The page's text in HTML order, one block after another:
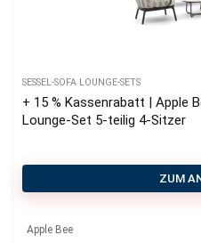
SESSEL-SOFA LOUNGE-SETS
+ 15 % Kassenrabatt | Apple
Lounge-Set 5-teilig 4-Sitzer
ZUM
Apple Bee